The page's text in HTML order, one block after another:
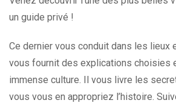
un guide privé !
Ce dernier vous conduit dans les lieux
vous fournit des explications choisies
immense culture. Il vous livre les
vous vous en appropriez l’histoire.